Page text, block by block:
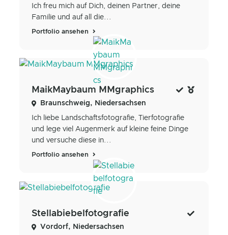
Ich freu mich auf Dich, deinen Partner, deine
Familie und auf all die...
Portfolio ansehen
MaikMaybaum MMgraphics
Braunschweig, Niedersachsen
Ich liebe Landschaftsfotografie, Tierfotografie
und lege viel Augenmerk auf kleine feine Dinge
und versuche diese in...
Portfolio ansehen
Stellabiebelfotografie
Vordorf, Niedersachsen